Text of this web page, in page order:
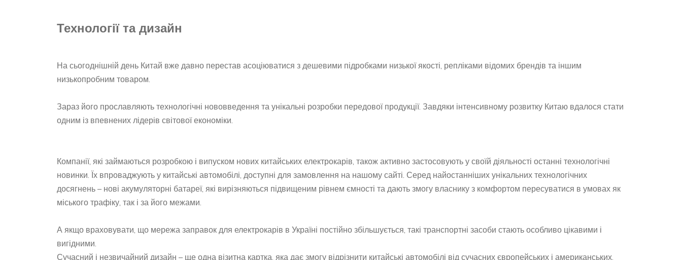
Технології та дизайн
На сьогоднішній день Китай вже давно перестав асоціюватися з дешевими підробками низької якості, репліками відомих брендів та іншим
низькопробним товаром.
Зараз його прославляють технологічні нововведення та унікальні розробки передової продукції. Завдяки інтенсивному розвитку Китаю вдалося стати
одним із впевнених лідерів світової економіки.
Компанії, які займаються розробкою і випуском нових китайських електрокарів, також активно застосовують у своїй діяльності останні технологічні
новинки. Їх впроваджують у китайські автомобілі, доступні для замовлення на нашому сайті. Серед найостанніших унікальних технологічних
досягнень – нові акумуляторні батареї, які вирізняються підвищеним рівнем ємності та дають змогу власнику з комфортом пересуватися в умовах як
міського трафіку, так і за його межами.
А якщо враховувати, що мережа заправок для електрокарів в Україні постійно збільшується, такі транспортні засоби стають особливо цікавими і
вигідними.
Сучасний і незвичайний дизайн – ще одна візитна картка, яка дає змогу відрізнити китайські автомобілі від сучасних європейських і американських.